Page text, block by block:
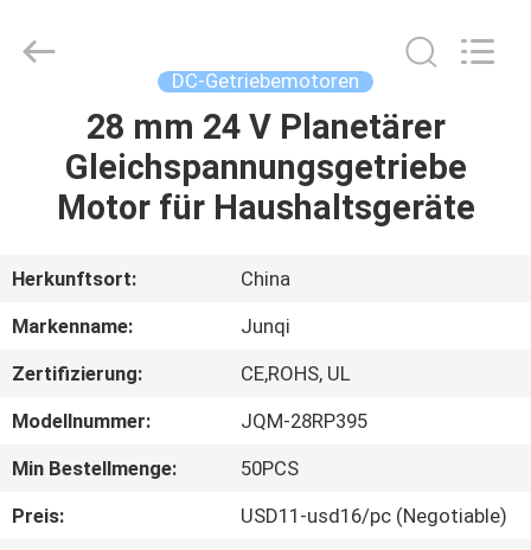
HAUSE
ÜBER
UNS
WERKSBESICHTIGUNG
QUALITÄTSKONTROLLE
Trade
Co.,Ltd.
DC-Getriebemotoren
28 mm 24 V Planetärer
Gleichspannungsgetriebe
Motor für Haushaltsgeräte
Herkunftsort:
China
Markenname:
Junqi
Zertifizierung:
CE,ROHS, UL
Modellnummer:
JQM-28RP395
Min Bestellmenge:
50PCS
Preis:
USD11-usd16/pc (Negotiable)